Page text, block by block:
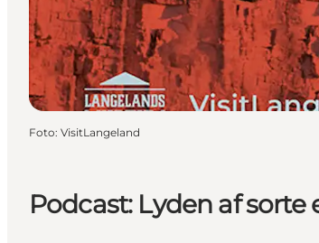
Podcast: Lyden af sorte
Foto: VisitLangeland